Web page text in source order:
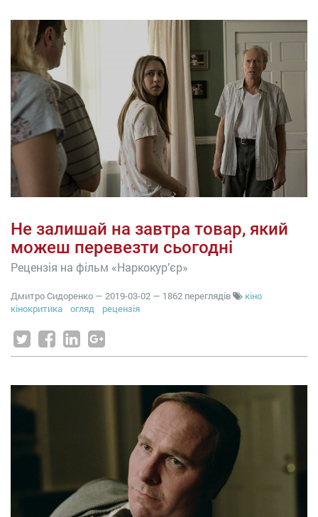
Не залишай на завтра товар, який
можеш перевезти сьогодні
Рецензія на фільм «Наркокур’єр»
Дмитро Сидоренко — 2019-03-02 — 1862 переглядів
кіно
кінокритика
огляд рецензія